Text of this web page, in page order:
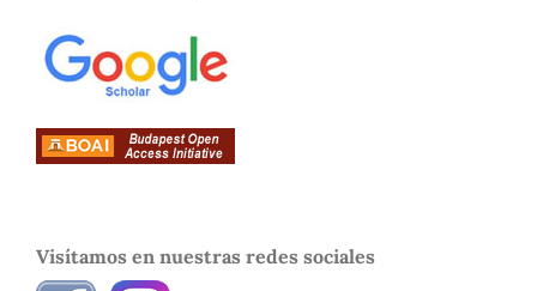
Visítamos en nuestras redes sociales